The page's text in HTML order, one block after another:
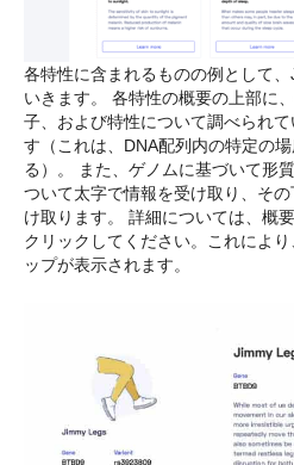
各特性に含まれるものの例として
いきます。 各特性の概要の上部に
子、および特性について調べられ
す（これは、DNA配列内の特定の
る）。 また、ゲノムに基づいて形
ついて太字で情報を受け取り、そ
け取ります。 詳細については、概
クリックしてください。これによ
ップが表示されます。